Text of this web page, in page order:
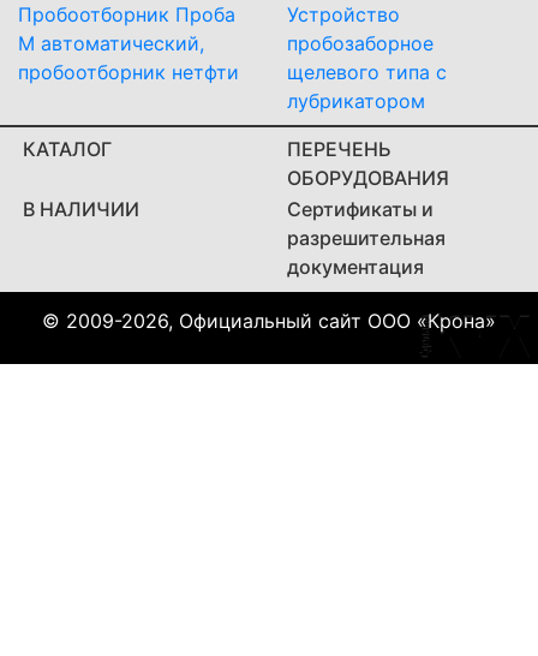
Пробоотборник Проба
М автоматический,
пробоотборник нетфти
Устройство
пробозаборное
щелевого типа с
лубрикатором
КАТАЛОГ
ПЕРЕЧЕНЬ
ОБОРУДОВАНИЯ
В НАЛИЧИИ
Сертификаты и
разрешительная
документация
© 2009-2026, Официальный сайт ООО «Крона»